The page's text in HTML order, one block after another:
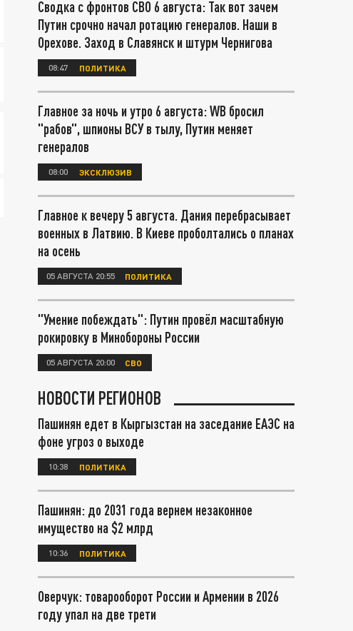
Сводка с фронтов СВО 6 августа: Так вот зачем
Путин срочно начал ротацию генералов. Наши в
Орехове. Заход в Славянск и штурм Чернигова
08:47 ПОЛИТИКА
Главное за ночь и утро 6 августа: WB бросил
"рабов", шпионы ВСУ в тылу, Путин меняет
генералов
08:00 ЭКСКЛЮЗИВ
Главное к вечеру 5 августа. Дания перебрасывает
военных в Латвию. В Киеве проболтались о планах
на осень
05 АВГУСТА 20:55 ПОЛИТИКА
"Умение побеждать": Путин провёл масштабную
рокировку в Минобороны России
05 АВГУСТА 20:00 СВО
НОВОСТИ РЕГИОНОВ
Пашинян едет в Кыргызстан на заседание ЕАЭС на
фоне угроз о выходе
10:38 ПОЛИТИКА
Пашинян: до 2031 года вернем незаконное
имущество на $2 млрд
10:36 ПОЛИТИКА
Оверчук: товарооборот России и Армении в 2026
году упал на две трети